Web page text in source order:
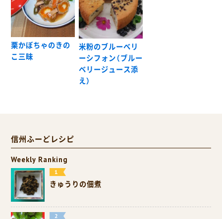
栗かぼちゃのきの
こ三昧
米粉のブルーベリ
ーシフォン（ブルー
ベリージュース添
え）
信州ふーどレシピ
Weekly Ranking
きゅうりの佃煮